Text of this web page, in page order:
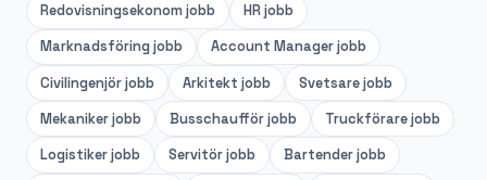
Redovisningsekonom jobb HR jobb
Marknadsföring jobb Account Managerjobb
Civilingenjörjobb Arkitekt jobb Svetsarejobb
Mekanikerjobb Busschaufförjobb Truckförarejobb
Logistikerjobb Servitörjobb Bartenderjobb